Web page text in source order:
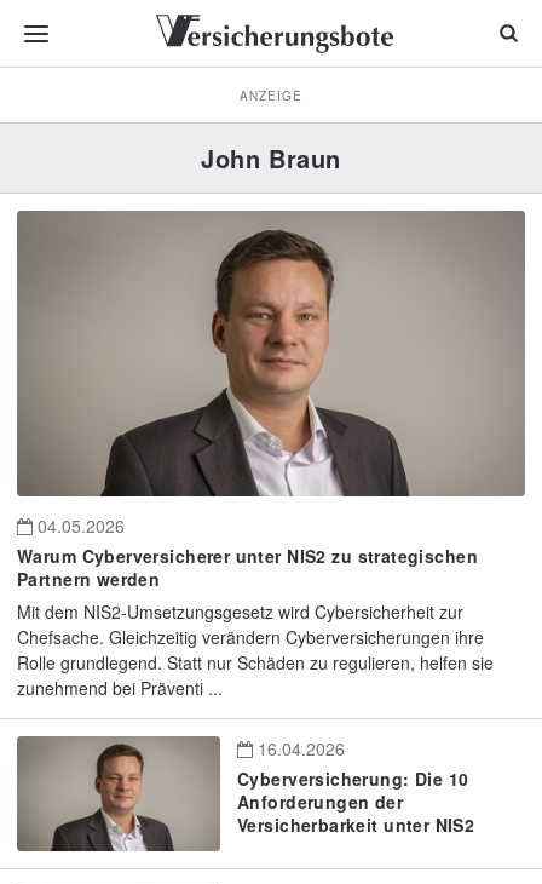
ANZEIGE
John Braun
04.05.2026
Warum Cyberversicherer unter NIS2 zu strategischen
Partnern werden
Mit dem NIS2-Umsetzungsgesetz wird Cybersicherheit zur
Chefsache. Gleichzeitig verändern Cyberversicherungen ihre
Rolle grundlegend. Statt nur Schäden zu regulieren, helfen sie
zunehmend bei Präventi ...
16.04.2026
Cyberversicherung: Die 10
Anforderungen der
Versicherbarkeit unter NIS2